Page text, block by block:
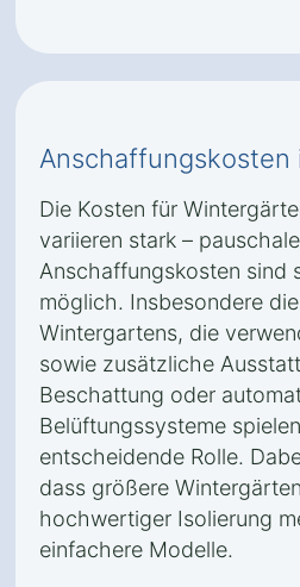
Anschaffungskosten
Die Kosten für
variieren stark –
Anschaffungskosten sind
möglich. Insbesondere
Wintergartens, die
sowie zusätzliche
Beschattung oder
Belüftungssysteme
entscheidende Rolle.
dass größere
hochwertiger Isolierung
einfachere Modelle.